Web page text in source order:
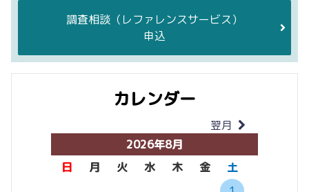
調査相談 （レファレンスサービス）
申込
カレンダー
翌月
2026年8月
日
月 火 水 木 金
土